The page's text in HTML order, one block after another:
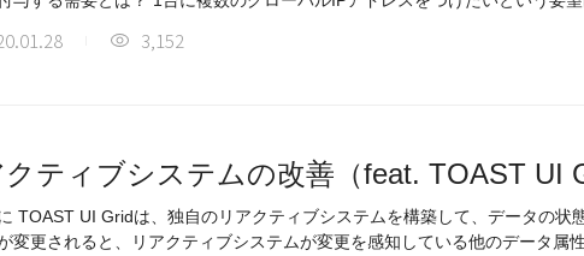
3,152
クティブシステムの改善（feat. TOAST UI
TOAST UI Gridは、独自のリアクティブシステムを構築して、データの状
変更されると、リアクティブシステムが変更を感知している他のデータ属